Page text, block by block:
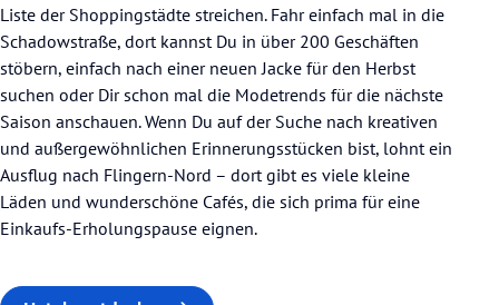
Liste der Shoppingstädte streichen. Fahr einfach mal in die
Schadowstraße, dort kannst Du in über 200 Geschäften
stöbern, einfach nach einer neuen Jacke für den Herbst
suchen oder Dir schon mal die Modetrends für die nächste
Saison anschauen. Wenn Du auf der Suche nach kreativen
und außergewöhnlichen Erinnerungsstücken bist, lohnt ein
Ausflug nach Flingern-Nord – dort gibt es viele kleine
Läden und wunderschöne Cafés, die sich prima für eine
Einkaufs-Erholungspause eignen.